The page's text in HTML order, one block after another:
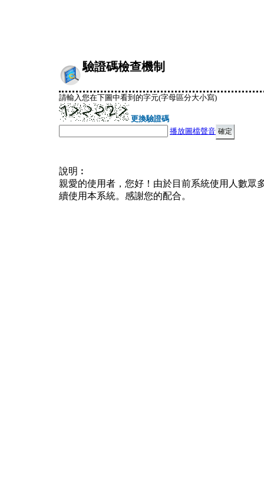
驗證碼檢查機制
請輸入您在下圖中看到的字元(字母區分大小寫)
更換驗證碼
播放圖檔聲音
說明︰
親愛的使用者，您好！由於目前系統使用人數眾
續使用本系統。感謝您的配合。